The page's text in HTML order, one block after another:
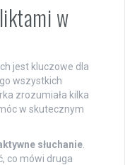
w
jest kluczowe dla
wszystkich
zrozumiała kilka
w skutecznym
słuchanie
co mówi druga